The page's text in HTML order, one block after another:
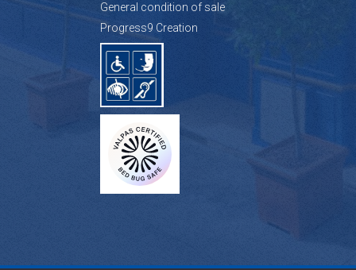
General condition of sale
Progress9 Creation